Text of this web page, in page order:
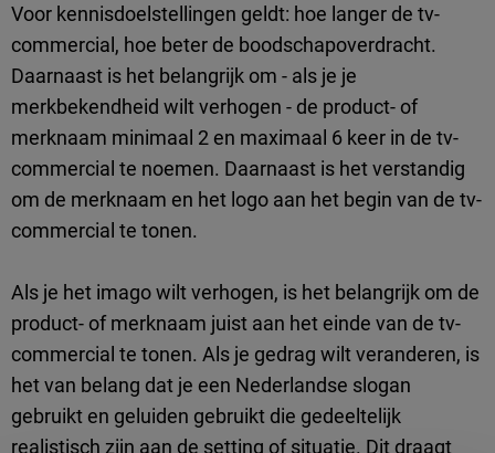
Voor kennisdoelstellingen geldt: hoe langer de tv-
commercial, hoe beter de boodschapoverdracht.
Daarnaast is het belangrijk om - als je je
merkbekendheid wilt verhogen - de product- of
merknaam minimaal 2 en maximaal 6 keer in de tv-
commercial te noemen. Daarnaast is het verstandig
om de merknaam en het logo aan het begin van de tv-
commercial te tonen.
Als je het imago wilt verhogen, is het belangrijk om de
product- of merknaam juist aan het einde van de tv-
commercial te tonen. Als je gedrag wilt veranderen, is
het van belang dat je een Nederlandse slogan
gebruikt en geluiden gebruikt die gedeeltelijk
realistisch zijn aan de setting of situatie. Dit draagt